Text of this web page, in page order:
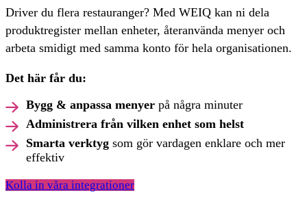
Driver du flera restauranger? Med WEIQ kan ni dela
produktregister mellan enheter, återanvända menyer och
arbeta smidigt med samma konto för hela organisationen.
Det här får du:
Bygg & anpassa menyer på några minuter
Administrera från vilken enhet som helst
Smarta verktyg som gör vardagen enklare och mer
effektiv
Kolla in våra integrationer